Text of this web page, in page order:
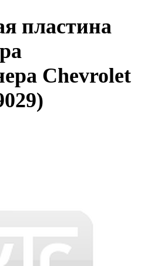
пластина
Chevrolet